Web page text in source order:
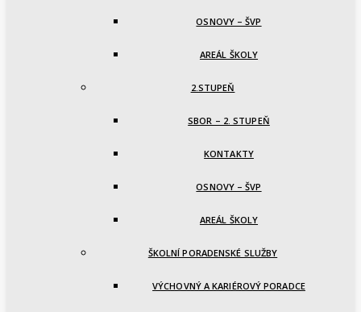
OSNOVY – ŠVP
AREÁL ŠKOLY
2.STUPEŇ
SBOR – 2. STUPEŇ
KONTAKTY
OSNOVY – ŠVP
AREÁL ŠKOLY
ŠKOLNÍ PORADENSKÉ SLUŽBY
VÝCHOVNÝ A KARIÉROVÝ PORADCE